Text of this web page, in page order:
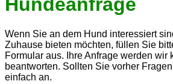
Hundeanfrage
Wenn Sie an dem Hund interessiert
Zuhause bieten möchten, füllen Sie
Formular aus. Ihre Anfrage werden wir
beantworten. Sollten Sie vorher
einfach an.